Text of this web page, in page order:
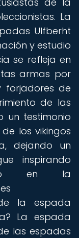
La
Ulfberht
y estudio
se refleja en
armas por
forjadores de
de las
un testimonio
los vikingos
dejando un
inspirando
en la
la espada
La espada
las espadas